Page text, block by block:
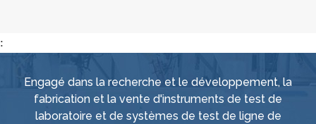
:
Engagé dans la recherche et le développement, la
fabrication et la vente d'instruments de test de
laboratoire et de systèmes de test de ligne de